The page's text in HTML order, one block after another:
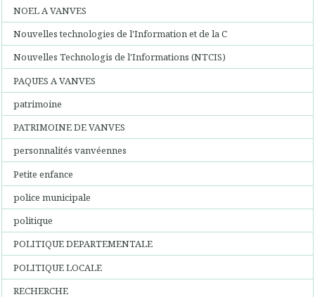
NOEL A VANVES
Nouvelles technologies de l'Information et de la C
Nouvelles Technologis de l'Informations (NTCIS)
PAQUES A VANVES
patrimoine
PATRIMOINE DE VANVES
personnalités vanvéennes
Petite enfance
police municipale
politique
POLITIQUE DEPARTEMENTALE
POLITIQUE LOCALE
RECHERCHE